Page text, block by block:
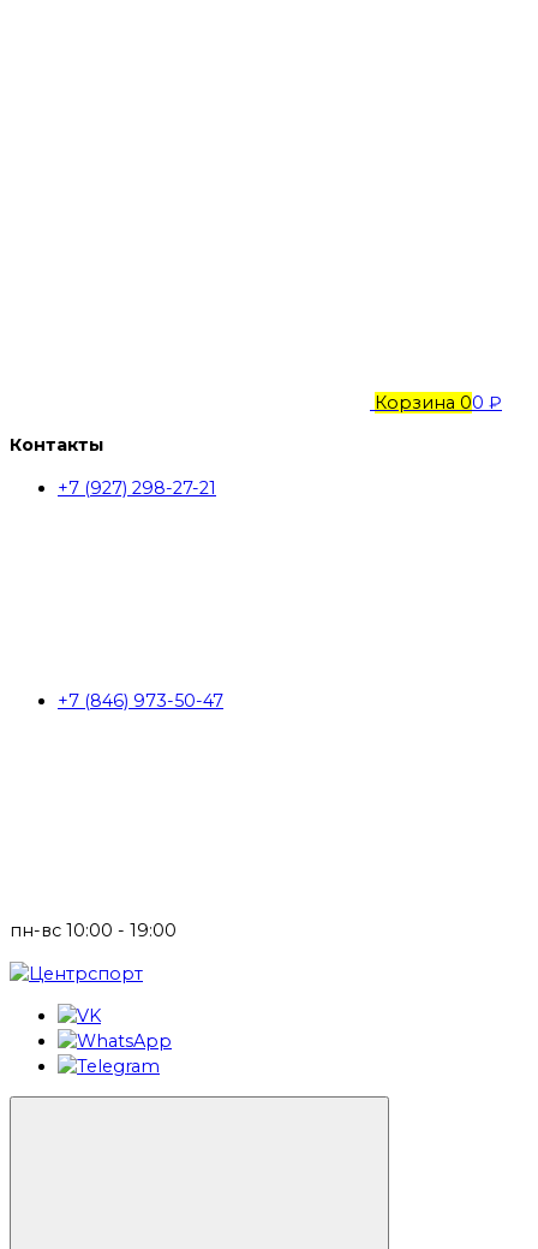
Корзина 00 ₽
Контакты
+7 (927) 298-27-21
+7 (846) 973-50-47
пн-вс 10:00 - 19:00